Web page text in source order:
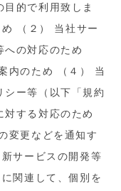
的で利用致しま
（２） 当社サー
への対応のため
内のため （４） 当
ー等（以下「規約
する対応のため
変更などを通知す
サービスの開発等
関連して、個別を